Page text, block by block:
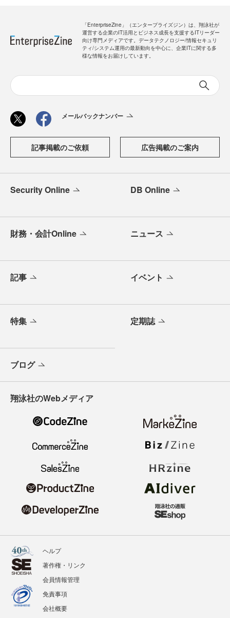
「EnterpriseZine」（エンタープライズジン）は、翔泳社が
運営する企業のIT活用とビジネス成長を支援するITリーダー
向け専門メディアです。データテクノロジー/情報セキュリ
ティ/システム運用の最新動向を中心に、企業ITに関する多
様な情報をお届けしています。
メールバックナンバー
記事掲載のご依頼 広告掲載のご案内
Security Online DB Online
財務・会計Online ニュース
記事 イベント
特集 定期誌
ブログ
翔泳社のWebメディア
ヘルプ
著作権・リンク
会員情報管理
免責事項
会社概要